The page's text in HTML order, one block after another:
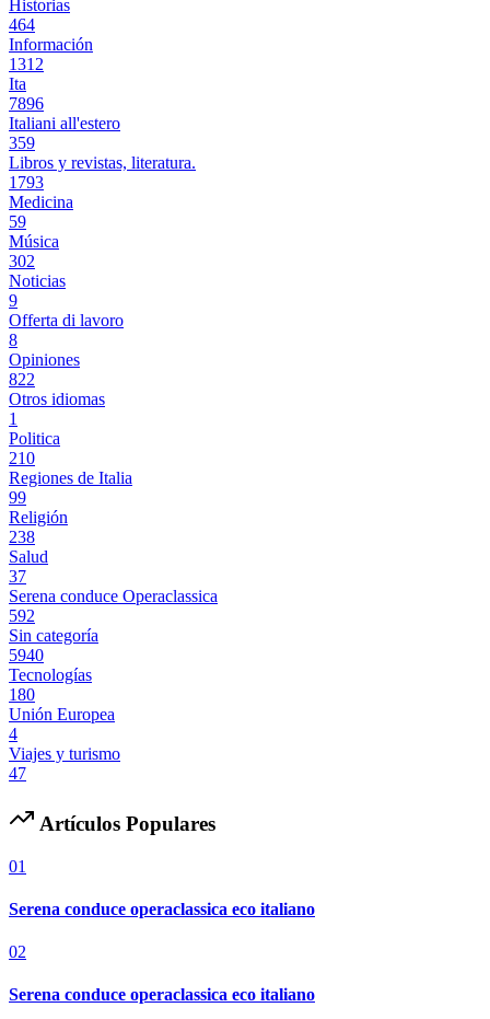
Historias
464
Información
1312
Ita
7896
Italiani all'estero
359
Libros y revistas, literatura.
1793
Medicina
59
Música
302
Noticias
9
Offerta di lavoro
8
Opiniones
822
Otros idiomas
1
Politica
210
Regiones de Italia
99
Religión
238
Salud
37
Serena conduce Operaclassica
592
Sin categoría
5940
Tecnologías
180
Unión Europea
4
Viajes y turismo
47
Artículos Populares
01
Serena conduce operaclassica eco italiano
02
Serena conduce operaclassica eco italiano